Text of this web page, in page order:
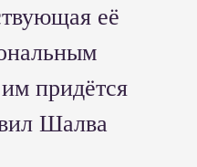
её
придётся
Шалва